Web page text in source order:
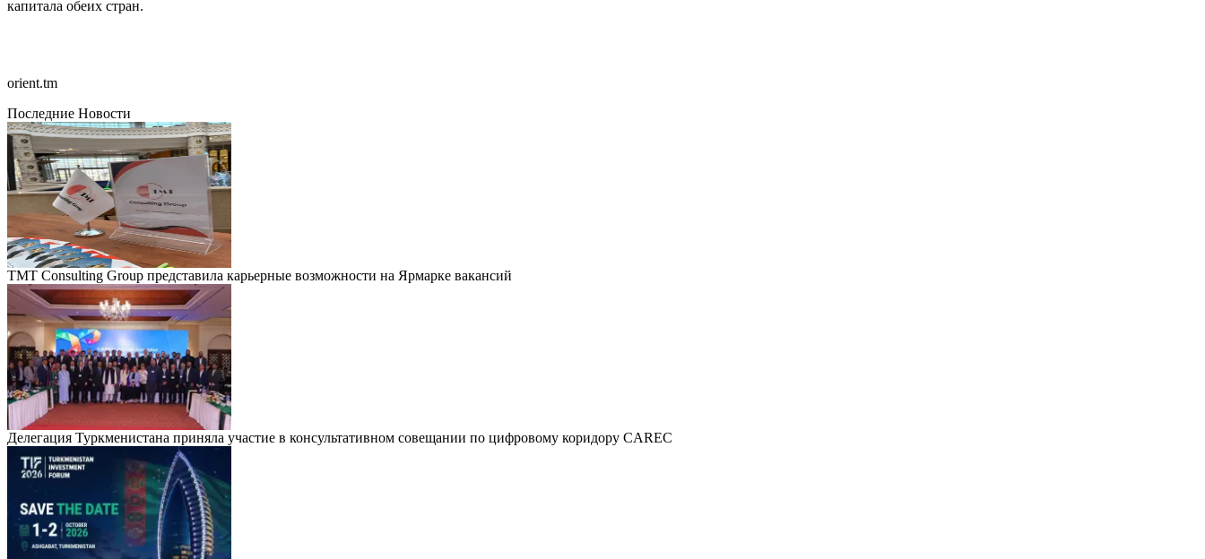
капитала обеих стран.
orient.tm
Последние Новости
TMT Consulting Group представила карьерные возможности на Ярмарке вакансий
Делегация Туркменистана приняла участие в консультативном совещании по цифровому коридору CAREC